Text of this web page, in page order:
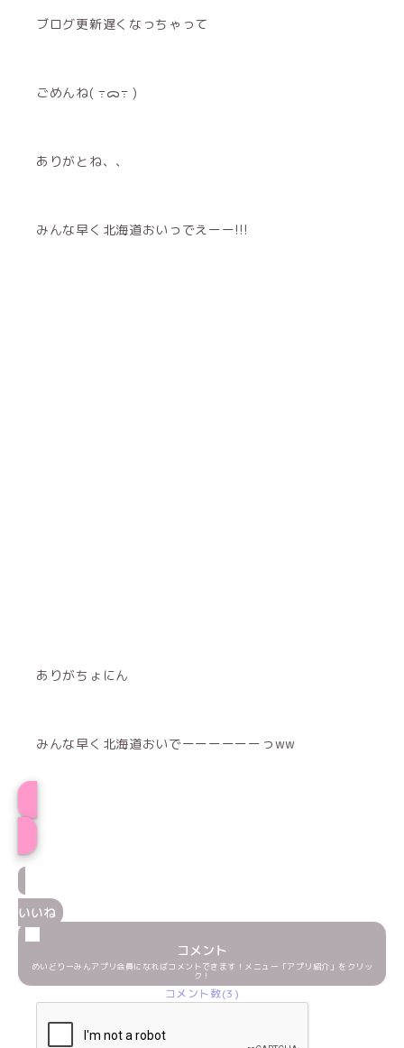
ブログ更新遅くなっちゃって
ごめんね( ߹ᯅ߹ )‪
ありがとね、、
みんな早く北海道おいっでえーー!!!
ありがちょにん
みんな早く北海道おいでーーーーーーっww
いいね
コメント
めいどりーみんアプリ会員になればコメントできます！メニュー「アプリ紹介」をクリッ
ク！
コメント数(3)